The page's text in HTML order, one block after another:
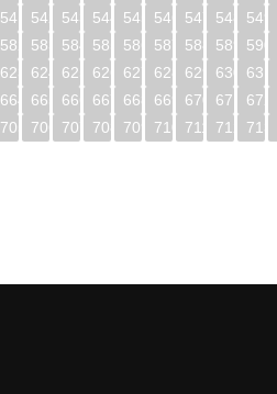
541 542 543 544 545 546 547 548 549
582 583 584 585 586 587 588 589 590
623 624 625 626 627 628 629 630 631
664 665 666 667 668 669 670 671 672
705 706 707 708 709 710 711 712 713